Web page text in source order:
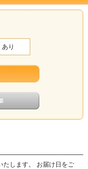
あり
たします。 お届け日をご